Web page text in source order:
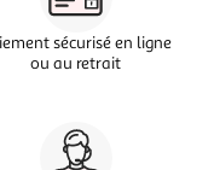
sécurisé en ligne
ou au retrait